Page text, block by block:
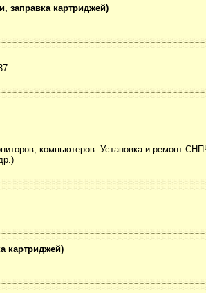
заправка картриджей)
компьютеров. Установка и ремонт
картриджей)